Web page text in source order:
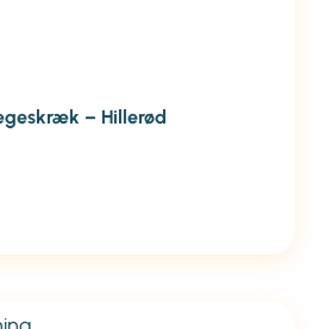
– Hillerød